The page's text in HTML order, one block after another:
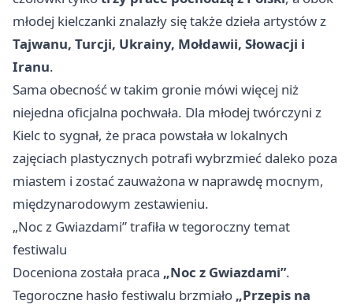
młodej kielczanki znalazły się także dzieła artystów z
Tajwanu, Turcji, Ukrainy, Mołdawii, Słowacji i
Iranu.
Sama obecność w takim gronie mówi więcej niż
niejedna oficjalna pochwała. Dla młodej twórczyni z
Kielc to sygnał, że praca powstała w lokalnych
zajęciach plastycznych potrafi wybrzmieć daleko poza
miastem i zostać zauważona w naprawdę mocnym,
międzynarodowym zestawieniu.
„Noc z Gwiazdami” trafiła w tegoroczny temat
festiwalu
Doceniona została praca „Noc z Gwiazdami”.
Tegoroczne hasło festiwalu brzmiało „Przepis na